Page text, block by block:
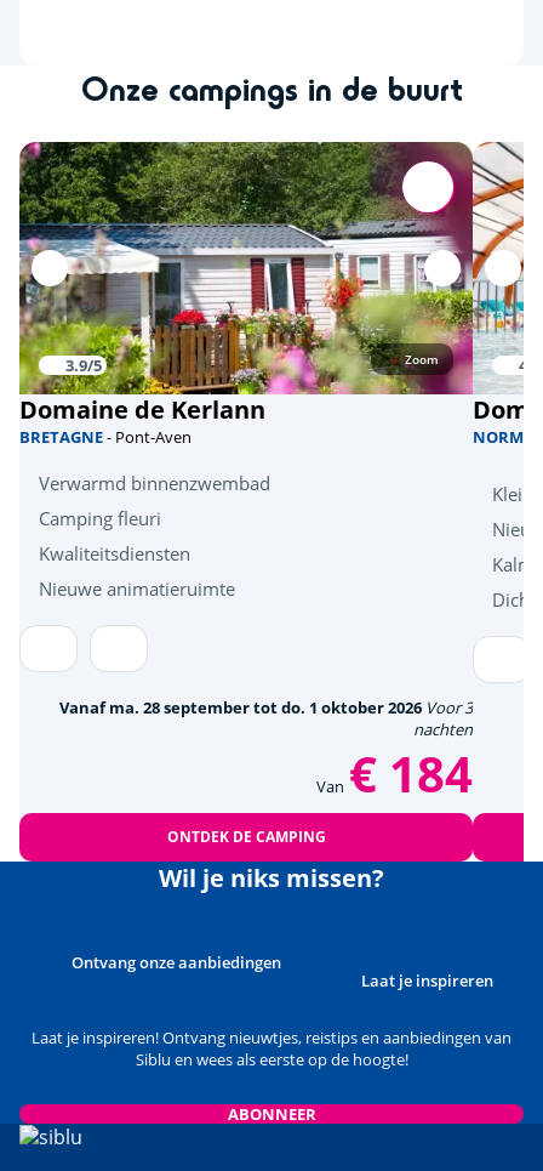
Onze campings in de buurt
3.9/5 Zoom
Domaine de Kerlann
BRETAGNE- Pont-Aven
Verwarmd binnenzwembad
Camping fleuri
Kwaliteitsdiensten
Nieuwe animatieruimte
Vanaf ma. 28 september tot do. 1 oktober 2026 Voor 3
nachten
Van € 184
ONTDEK DE CAMPING
4/5
Kalm
Dicht
Wil je niks missen?
Ontvang onze aanbiedingen
Laat je inspireren
Laat je inspireren! Ontvang nieuwtjes, reistips en aanbiedingen van
Siblu en wees als eerste op de hoogte!
ABONNEER